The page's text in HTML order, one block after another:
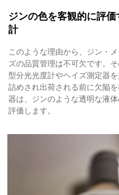
ジンの色を客観的に評
計
このような理由から、ジン・
ズの品質管理は不可欠です。
型分光光度計やヘイズ測定器
詰めされ出荷される前に欠陥
器は、ジンのような透明な液
評価します。